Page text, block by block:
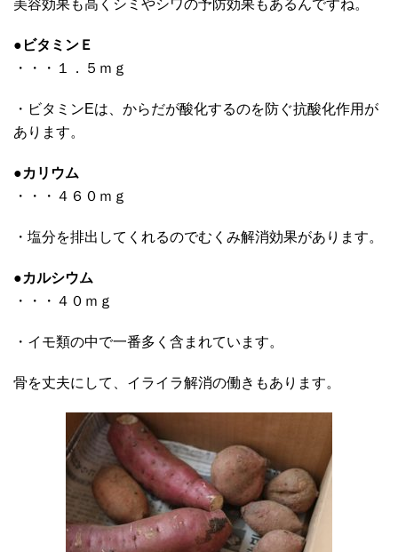
美容効果も高くシミやシワの予防効果もあるんですね。
● ビタミンＥ
・・・１．５ｍｇ
・ビタミンEは、からだが酸化するのを防ぐ抗酸化作用が
あります。
●カリウム
・・・４６０ｍｇ
・塩分を排出してくれるのでむくみ解消効果があります。
●カルシウム
・・・４０ｍｇ
・イモ類の中で一番多く含まれています。
骨を丈夫にして、イライラ解消の働きもあります。